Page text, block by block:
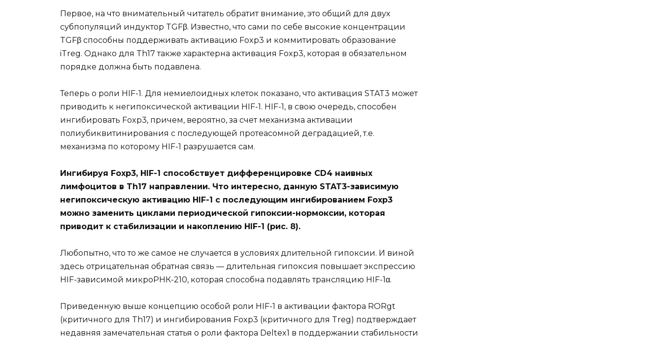
Первое, на что внимательный читатель обратит внимание, это общий для двух
субпопуляций индуктор TGFβ. Известно, что сами по себе высокие концентрации
TGFβ способны поддерживать активацию Foxp3 и коммитировать образование
iTreg. Однако для Th17 также характерна активация Foxp3, которая в обязательном
порядке должна быть подавлена.
Теперь о роли HIF-1. Для немиелоидных клеток показано, что активация STAT3 может
приводить к негипоксической активации HIF-1. HIF-1, в свою очередь, способен
ингибировать Foxp3, причем, вероятно, за счет механизма активации
полиубиквитинирования с последующей протеасомной деградацией, т.е.
механизма по которому HIF-1 разрушается сам.
Ингибируя Foxp3, HIF-1 способствует дифференцировке CD4 наивных
лимфоцитов в Th17 направлении. Что интересно, данную STAT3-зависимую
негипоксическую активацию HIF-1 с последующим ингибированием Foxp3
можно заменить циклами периодической гипоксии-нормоксии, которая
приводит к стабилизации и накоплению HIF-1 (рис. 8).
Любопытно, что то же самое не случается в условиях длительной гипоксии. И виной
здесь отрицательная обратная связь — длительная гипоксия повышает экспрессию
HIF-зависимой микроРНК-210, которая способна подавлять трансляцию HIF-1α.
Приведенную выше концепцию особой роли HIF-1 в активации фактора RORgt
(критичного для Th17) и ингибирования Foxp3 (критичного для Treg) подтверждает
недавняя замечательная статья о роли фактора Deltex1 в поддержании стабильности